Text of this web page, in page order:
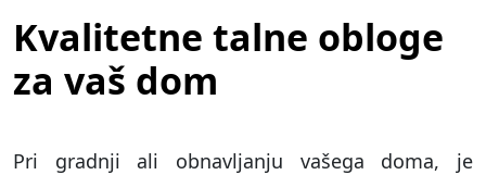
Kvalitetne talne obloge
za vaš dom
Pri gradnji ali obnavljanju vašega doma, je